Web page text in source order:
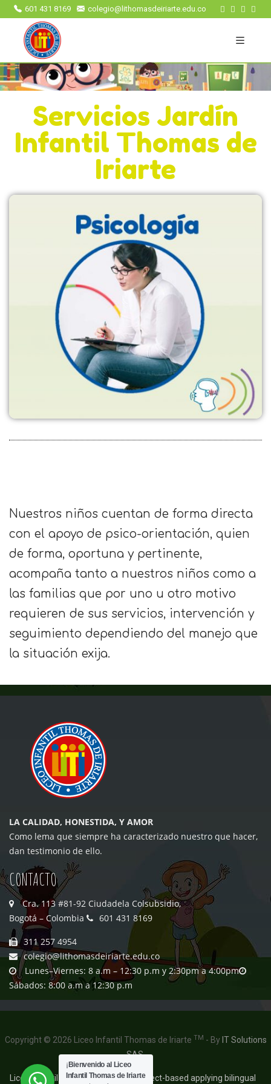
601 431 8169 colegio@lithomasdeiriarte.edu.co
Servicios Jardín
Infantil Thomas de
Iriarte
Nuestros niños cuentan de forma directa
con el apoyo de psico-orientación, quien
de forma, oportuna y pertinente,
acompaña tanto a nuestros niños como a
las familias que por uno u otro motivo
requieren de sus servicios, intervención y
seguimiento dependiendo del manejo que
la situación exija.
LA CALIDAD, HONESTIDA, Y AMOR
Como lema que siempre ha caracterizado nuestro que hacer,
dan testimonio de ello.
CONTACTO
Cra. 113 #81-92 Ciudadela Colsubsidio,
Bogotá – Colombia
601 431 8169
311 257 4954
colegio@lithomasdeiriarte.edu.co
Lunes–Viernes: 8 a.m – 12:30 p.m y 2:30pm a 4:00pm
Sábados: 8:00 a.m a 12:30 p.m
Copyright © 2026 Liceo Infantil Thomas de Iriarte TM - By IT Solutions
SAS.
Liceo Infantil Thomas de Iriarte / Project-based applying bilingual
¡ Bienvenido al Liceo
Infantil Thomas de Iriarte